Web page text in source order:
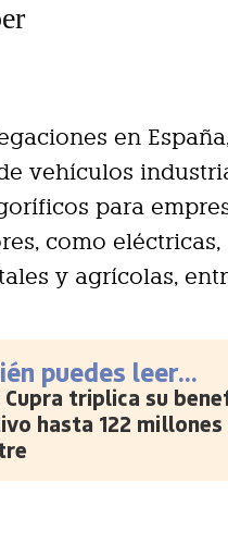
en
vehículos
para
como eléctricas,
y agrícolas,
puedes leer...
Cupra triplica su
hasta 122